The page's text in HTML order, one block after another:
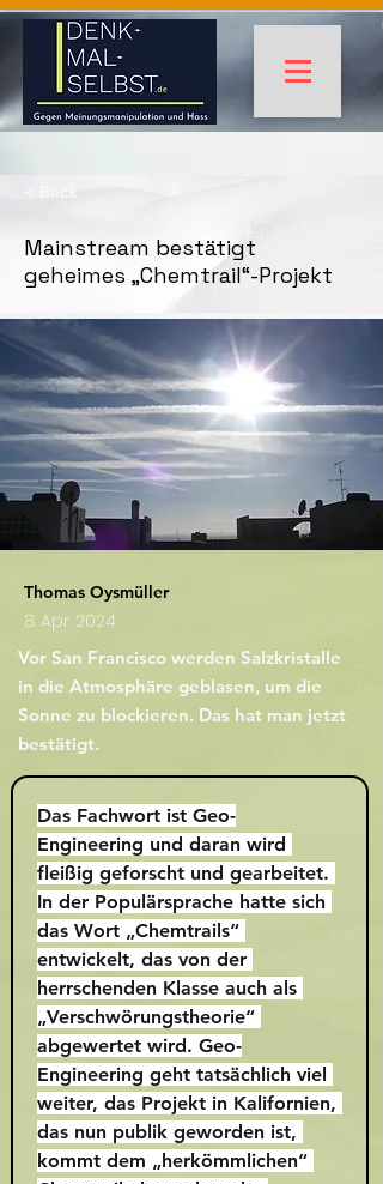
Mainstream bestätigt
geheimes „Chemtrail“-Projekt
Thomas Oysmüller
8. Apr. 2024
Vor San Francisco werden Salzkristalle
in die Atmosphäre geblasen, um die
Sonne zu blockieren. Das hat man jetzt
bestätigt.
Das Fachwort ist Geo-
Engineering und daran wird
fleißig geforscht und gearbeitet.
In der Populärsprache hatte sich
das Wort „Chemtrails“
entwickelt, das von der
herrschenden Klasse auch als
„Verschwörungstheorie“
abgewertet wird. Geo-
Engineering geht tatsächlich viel
weiter, das Projekt in Kalifornien,
das nun publik geworden ist,
kommt dem „herkömmlichen“